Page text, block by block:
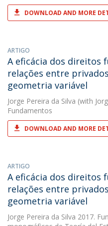
DOWNLOAD AND MORE
ARTIGO
A eficácia dos direitos
relações entre
geometria variável
Jorge Pereira da Silva (with
Fundamentos
DOWNLOAD AND MORE
ARTIGO
A eficácia dos direitos
relações entre
geometria variável
Jorge Pereira da Silva 2017.